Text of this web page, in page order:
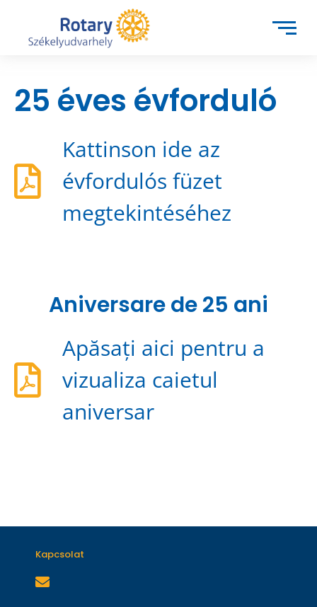
25 éves évforduló
Kattinson ide az
évfordulós füzet
megtekintéséhez
Aniversare de 25 ani
Apăsați aici pentru a
vizualiza caietul
aniversar
Kapcsolat